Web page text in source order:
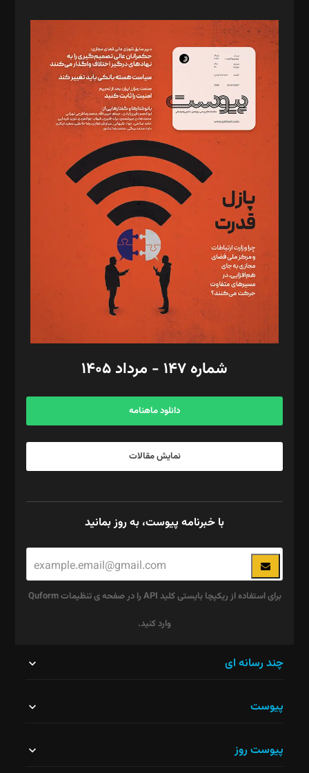
مدیر مسئول: محمدباقر اثنی‌عشری
سردبیر: مهرک محمودی
دبیر تحریریه: میثم قاسمی
د‌بیر ناداستان: سمانه سمیع
د‌بیر خدمت و تجارت: ابوالفضل رجبی
د‌بیر حقوق فناوری: حسام‌الدین ایپکچی
د‌بیر پیوست جهان: مینا پاکدل
د‌بیر تحریریه آنلاین: بابک نقاش
تحریریه‌: مجتبی محمود‌ی، آرش برهمند، یسنا امان‌پور، سروش کرمیان،
مصطفی مسجدی آرانی، ابوالفضل رجبی، زهرا فکرانه، فائزه فتحی
رستمی،مصطفی باستان
ویرایش: نگار استاد‌‌آقا
طراح یونیفرم: مجید توکلی
فیلمبرداری و عکاسی: امیر شفیعی، مانی لطفی زاده
گرافیک و صفحه‌آرایی: سید‌سبحان‌علی ثابت
مد‌یر توسعه تجاری: کامبیز برید‌
امور مالی: شاپور رهبری، محمد‌ کاظمی‌نیا
آگهی و مشترکین: ۰۹۱۹۹۹۹۰۴۵۴
شماره ۱۴۷ - مرداد ۱۴۰۵
دانلود ماهنامه
نمایش مقالات
با خبرنامه پیوست، به روز بمانید
برای استفاده از ریکپچا بایستی کلید API را در صفحه ی تنظیمات Quform
وارد کنید.
نباید
چند رسانه ای
پیوست
پیوست روز